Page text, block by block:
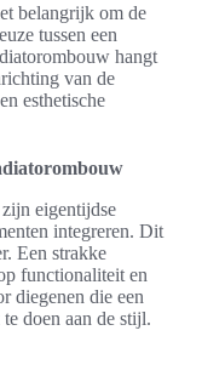
belangrijk om de
tussen een
hangt
van de
esthetische
eigentijdse
integreren. Dit
Een strakke
functionaliteit en
diegenen die een
doen aan de stijl.